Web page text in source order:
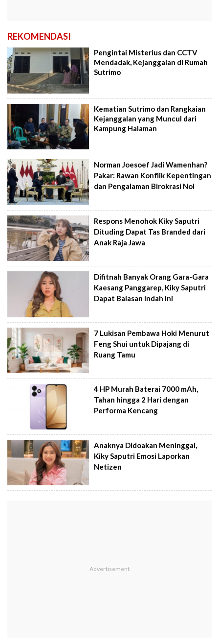
REKOMENDASI
Pengintai Misterius dan CCTV
Mendadak, Kejanggalan di Rumah
Sutrimo
Kematian Sutrimo dan Rangkaian
Kejanggalan yang Muncul dari
Kampung Halaman
Norman Joesoef Jadi Wamenhan?
Pakar: Rawan Konflik Kepentingan
dan Pengalaman Birokrasi Nol
Respons Menohok Kiky Saputri
Dituding Dapat Tas Branded dari
Anak Raja Jawa
Difitnah Banyak Orang Gara-Gara
Kaesang Panggarep, Kiky Saputri
Dapat Balasan Indah Ini
7 Lukisan Pembawa Hoki Menurut
Feng Shui untuk Dipajang di
Ruang Tamu
4 HP Murah Baterai 7000 mAh,
Tahan hingga 2 Hari dengan
Performa Kencang
Anaknya Didoakan Meninggal,
Kiky Saputri Emosi Laporkan
Netizen